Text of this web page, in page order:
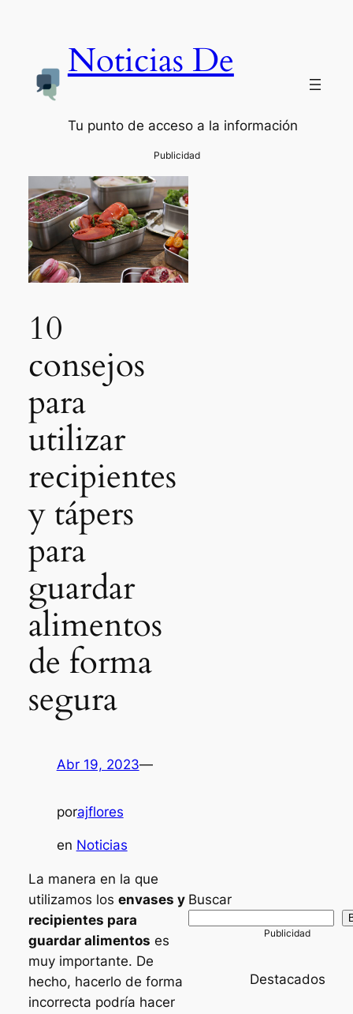
Noticias De
Tu punto de acceso a la información
10
consejos
para
utilizar
recipientes
y tápers
para
guardar
alimentos
de forma
segura
Abr 19, 2023—
porajflores
en Noticias
La manera en la que
utilizamos los envases y
recipientes para
guardar alimentos es
muy importante. De
hecho, hacerlo de forma
incorrecta podría hacer
Buscar
Destacados